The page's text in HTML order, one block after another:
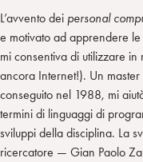
L’avvento dei personal
e motivato ad apprendere
mi consentiva di utilizzare
ancora Internet!). Un master
conseguito nel 1988, mi
termini di linguaggi di
sviluppi della disciplina. La
ricercatore — Gian Paolo